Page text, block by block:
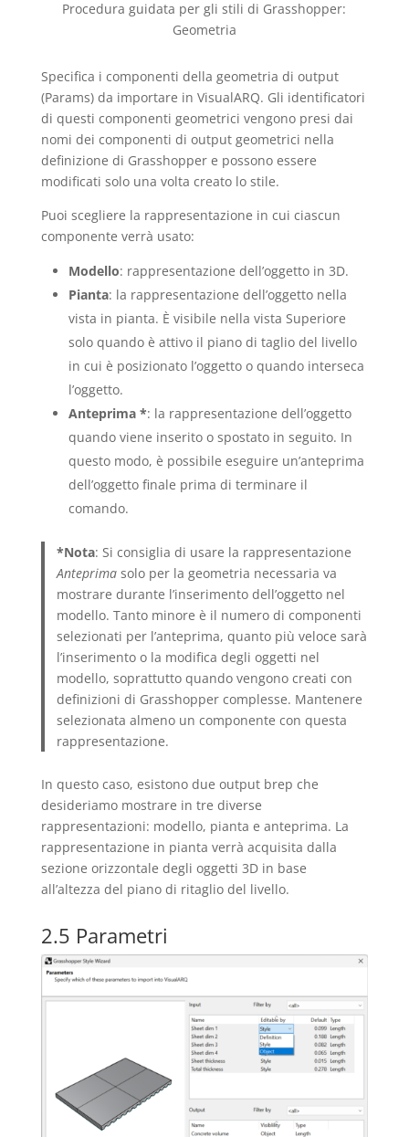
Procedura guidata per gli stili di Grasshopper:
Geometria
Specifica i componenti della geometria di output
(Params) da importare in VisualARQ. Gli identificatori
di questi componenti geometrici vengono presi dai
nomi dei componenti di output geometrici nella
definizione di Grasshopper e possono essere
modificati solo una volta creato lo stile.
Puoi scegliere la rappresentazione in cui ciascun
componente verrà usato:
Modello: rappresentazione dell’oggetto in 3D.
Pianta: la rappresentazione dell’oggetto nella
vista in pianta. È visibile nella vista Superiore
solo quando è attivo il piano di taglio del livello
in cui è posizionato l’oggetto o quando interseca
l’oggetto.
Anteprima *: la rappresentazione dell’oggetto
quando viene inserito o spostato in seguito. In
questo modo, è possibile eseguire un’anteprima
dell’oggetto finale prima di terminare il
comando.
*Nota: Si consiglia di usare la rappresentazione
Anteprima solo per la geometria necessaria va
mostrare durante l’inserimento dell’oggetto nel
modello. Tanto minore è il numero di componenti
selezionati per l’anteprima, quanto più veloce sarà
l’inserimento o la modifica degli oggetti nel
modello, soprattutto quando vengono creati con
definizioni di Grasshopper complesse. Mantenere
selezionata almeno un componente con questa
rappresentazione.
In questo caso, esistono due output brep che
desideriamo mostrare in tre diverse
rappresentazioni: modello, pianta e anteprima. La
rappresentazione in pianta verrà acquisita dalla
sezione orizzontale degli oggetti 3D in base
all’altezza del piano di ritaglio del livello.
2.5 Parametri